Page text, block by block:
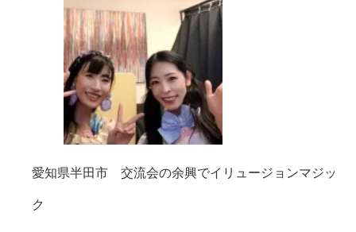
愛知県半田市 交流会の余興でイリュージョンマジッ
ク